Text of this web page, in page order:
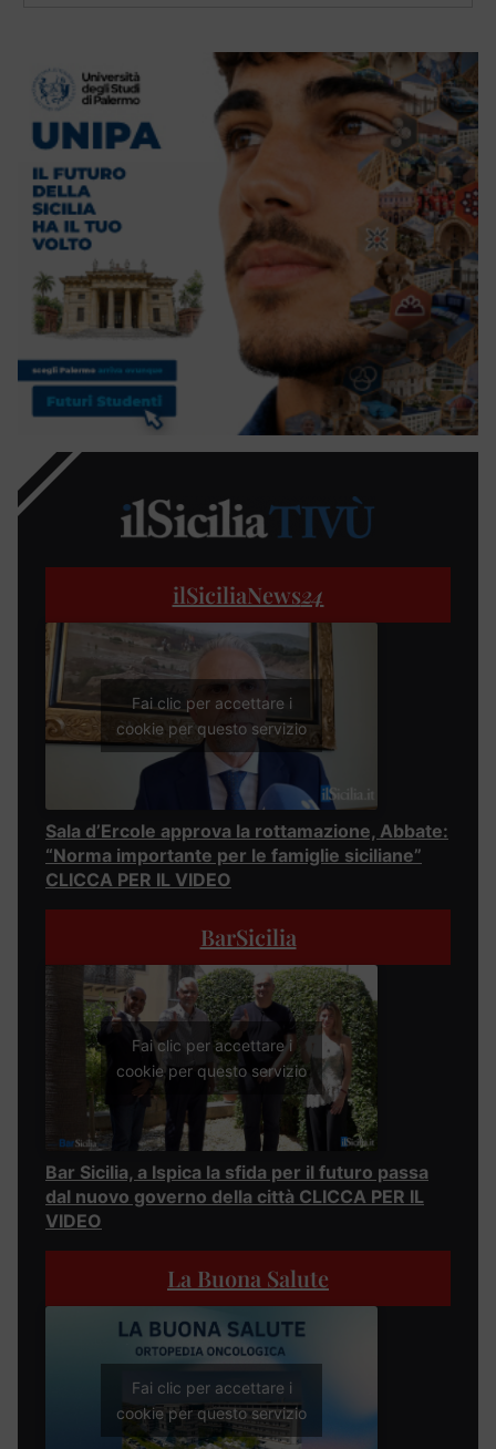
ilSiciliaNews24
Fai clic per accettare i
cookie per questo servizio
Sala d’Ercole approva la rottamazione, Abbate:
“Norma importante per le famiglie siciliane”
CLICCA PER IL VIDEO
BarSicilia
Fai clic per accettare i
cookie per questo servizio
Bar Sicilia, a Ispica la sfida per il futuro passa
dal nuovo governo della città CLICCA PER IL
VIDEO
La Buona Salute
Fai clic per accettare i
cookie per questo servizio